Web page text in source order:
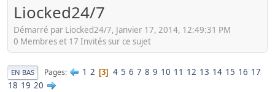
Liocked24/7
Démarré par Liocked24/7, Janvier 17, 2014, 12:49:31 PM
0 Membres et 17 Invités sur ce sujet
EN BAS Pages 1 2 3 4 5 6 7 8 9 10 11 12 13 14 15 16 17
18 19 20